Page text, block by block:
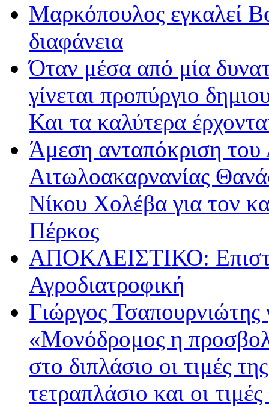
Μαρκόπουλος εγκαλεί
διαφάνεια
Όταν μέσα από μία
γίνεται προπύργιο
Και τα καλύτερα
Άμεση ανταπόκριση του
Αιτωλοακαρνανίας
Νίκου Χολέβα για τον
Πέρκος
ΑΠΟΚΛΕΙΣΤΙΚΟ:
Αγροδιατροφική
Γιώργος
«Μονόδρομος η
στο διπλάσιο οι τιμές
τετραπλάσιο και οι